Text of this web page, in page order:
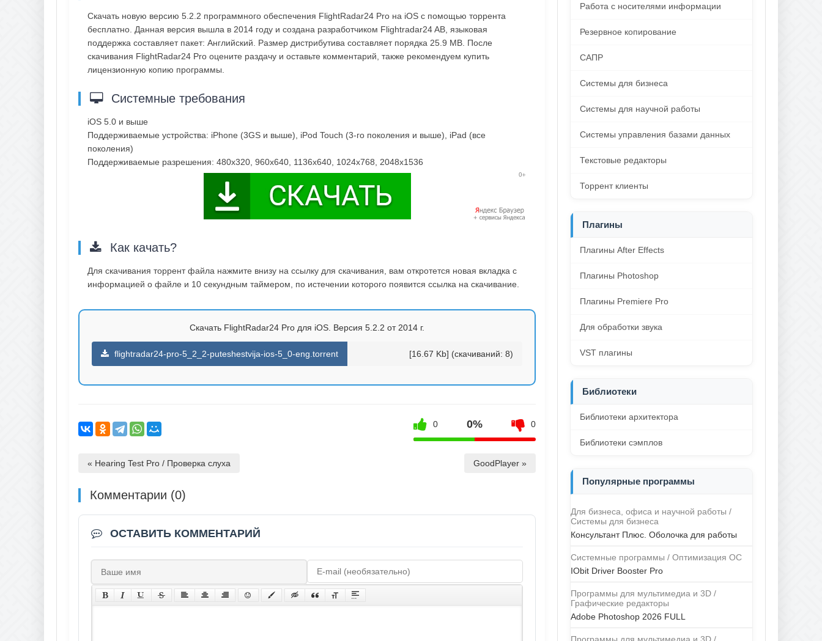
Скачать новую версию 5.2.2 программного обеспечения FlightRadar24 Pro на iOS с помощью торрента
бесплатно. Данная версия вышла в 2014 году и создана разработчиком Flightradar24 AB, языковая
поддержка составляет пакет: Английский. Размер дистрибутива составляет порядка 25.9 MB. После
скачивания FlightRadar24 Pro оцените раздачу и оставьте комментарий, также рекомендуем купить
лицензионную копию программы.
Системные требования
iOS 5.0 и выше
Поддерживаемые устройства: iPhone (3GS и выше), iPod Touch (3-го поколения и выше), iPad (все
поколения)
Поддерживаемые разрешения: 480x320, 960x640, 1136x640, 1024x768, 2048х1536
Как качать?
Для скачивания торрент файла нажмите внизу на ссылку для скачивания, вам откротется новая вкладка с
информацией о файле и 10 секундным таймером, по истечении которого появится ссылка на скачивание.
Скачать FlightRadar24 Pro для iOS. Версия 5.2.2 от 2014 г.
flightradar24-pro-5_2_2-puteshestvija-ios-5_0-eng.torrent [16.67 Kb] (cкачиваний: 8)
0 0% 0
« Hearing Test Pro / Проверка слуха GoodPlayer »
Комментарии (0)
ОСТАВИТЬ КОММЕНТАРИЙ
Работа с носителями информации
Резервное копирование
САПР
Системы для бизнеса
Системы для научной работы
Системы управления базами данных
Текстовые редакторы
Торрент клиенты
Плагины
Плагины After Effects
Плагины Photoshop
Плагины Premiere Pro
Для обработки звука
VST плагины
Библиотеки
Библиотеки архитектора
Библиотеки сэмплов
Популярные программы
Для бизнеса, офиса и научной работы /
Системы для бизнеса
Консультант Плюс. Оболочка для работы
Системные программы / Оптимизация ОС
IObit Driver Booster Pro
Программы для мультимедиа и 3D /
Графические редакторы
Adobe Photoshop 2026 FULL